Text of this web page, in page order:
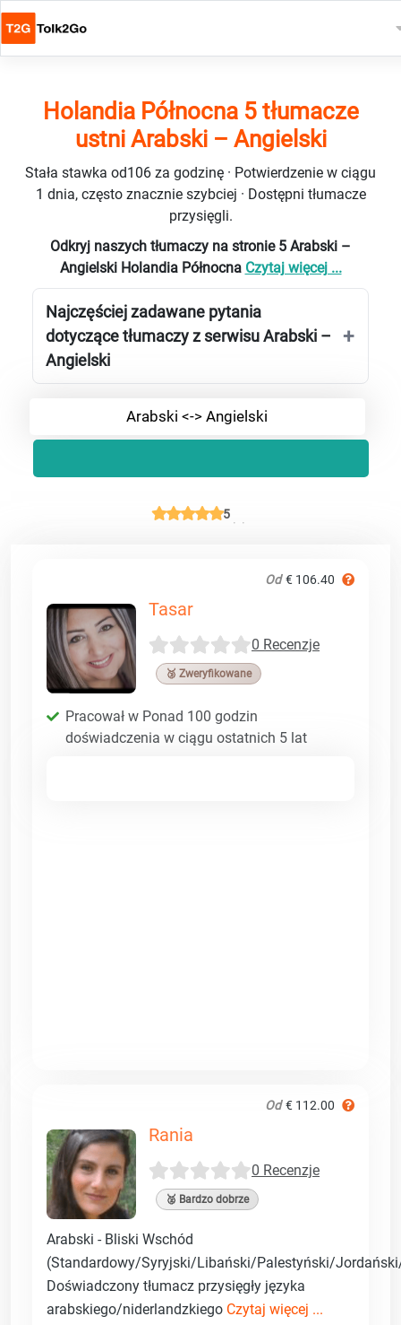
Holandia Północna 5 tłumacze
ustni Arabski – Angielski
Stała stawka od106 za godzinę · Potwierdzenie w ciągu
1 dnia, często znacznie szybciej · Dostępni tłumacze
przysięgli.
Odkryj naszych tłumaczy na stronie 5 Arabski –
Angielski Holandia Północna Czytaj więcej ...
Najczęściej zadawane pytania
dotyczące tłumaczy z serwisu Arabski –
Angielski
Arabski <-> Angielski
5
Od € 106.40
Tasar
0 Recenzje
🥉 Zweryfikowane
Pracował w Ponad 100 godzin
doświadczenia w ciągu ostatnich 5 lat
Od € 112.00
Rania
0 Recenzje
🥈 Bardzo dobrze
Arabski - Bliski Wschód
(Standardowy/Syryjski/Libański/Palestyński/
Doświadczony tłumacz przysięgły języka
arabskiego/niderlandzkiego Czytaj więcej ...